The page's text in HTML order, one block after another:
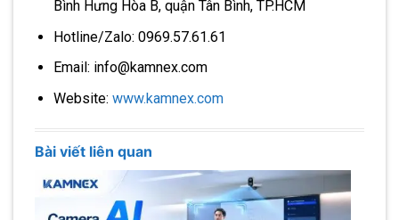
Bình Hưng Hòa B, quận Tân Bình, TP.HCM
Hotline/Zalo: 0969.57.61.61
Email: info@kamnex.com
Website: www.kamnex.com
Bài viết liên quan